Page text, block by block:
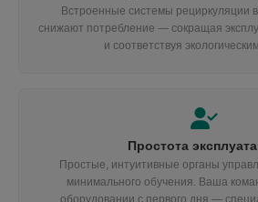
Встроенные системы рециркуляции
снижают потребление — сокращая
и соответствуя
Простота
Простые, интуитивные органы
минимального обучения. Ваша
оборудовании с первого дня —